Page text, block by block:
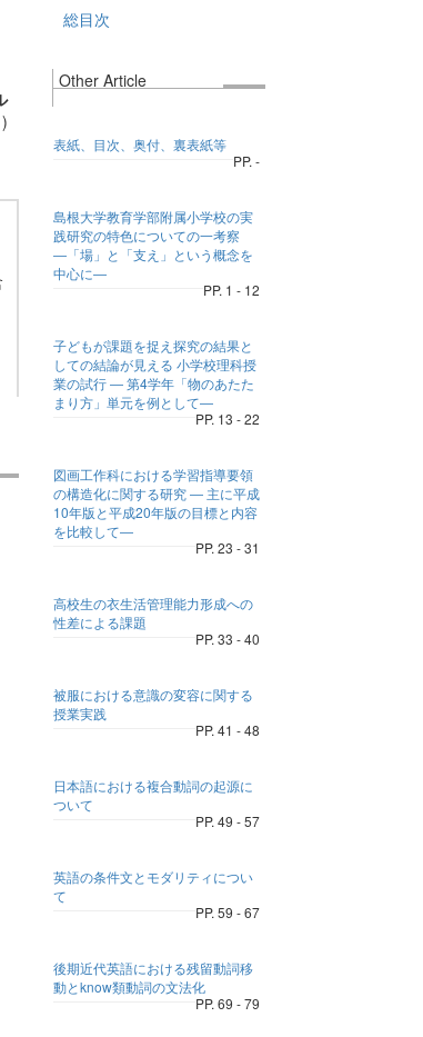
)
総目次
Other Article
表紙、目次、奥付、裏表紙等
PP. -
島根大学教育学部附属小学校の実
践研究の特色についての一考察
―「場」と「支え」という概念を
中心に―
PP. 1 - 12
子どもが課題を捉え探究の結果と
しての結論が見える 小学校理科授
業の試行 ― 第4学年「物のあたた
まり方」単元を例として―
PP. 13 - 22
図画工作科における学習指導要領
の構造化に関する研究 ― 主に平成
10年版と平成20年版の目標と内容
を比較して―
PP. 23 - 31
高校生の衣生活管理能力形成への
性差による課題
PP. 33 - 40
被服における意識の変容に関する
授業実践
PP. 41 - 48
日本語における複合動詞の起源に
ついて
PP. 49 - 57
英語の条件文とモダリティについ
て
PP. 59 - 67
後期近代英語における残留動詞移
動とknow類動詞の文法化
PP. 69 - 79